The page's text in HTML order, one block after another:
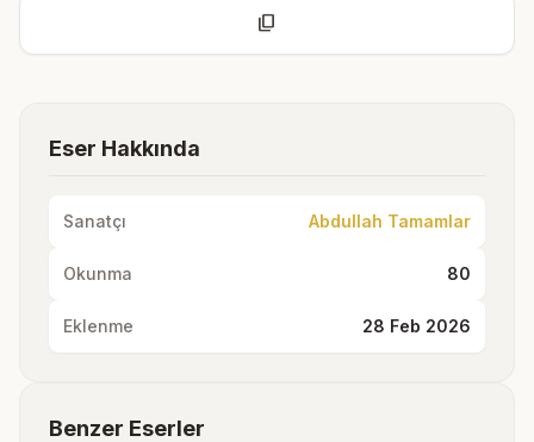
content_copy
Eser Hakkında
Sanatçı Abdullah Tamamlar
Okunma 80
Eklenme 28 Feb 2026
Benzer Eserler